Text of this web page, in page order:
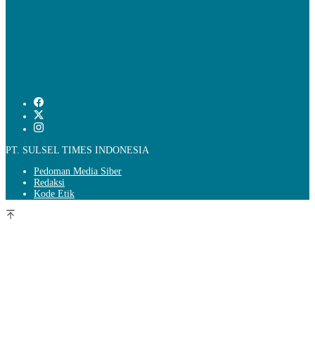
PT. SULSEL TIMES INDONESIA
Pedoman Media Siber
Redaksi
Kode Etik